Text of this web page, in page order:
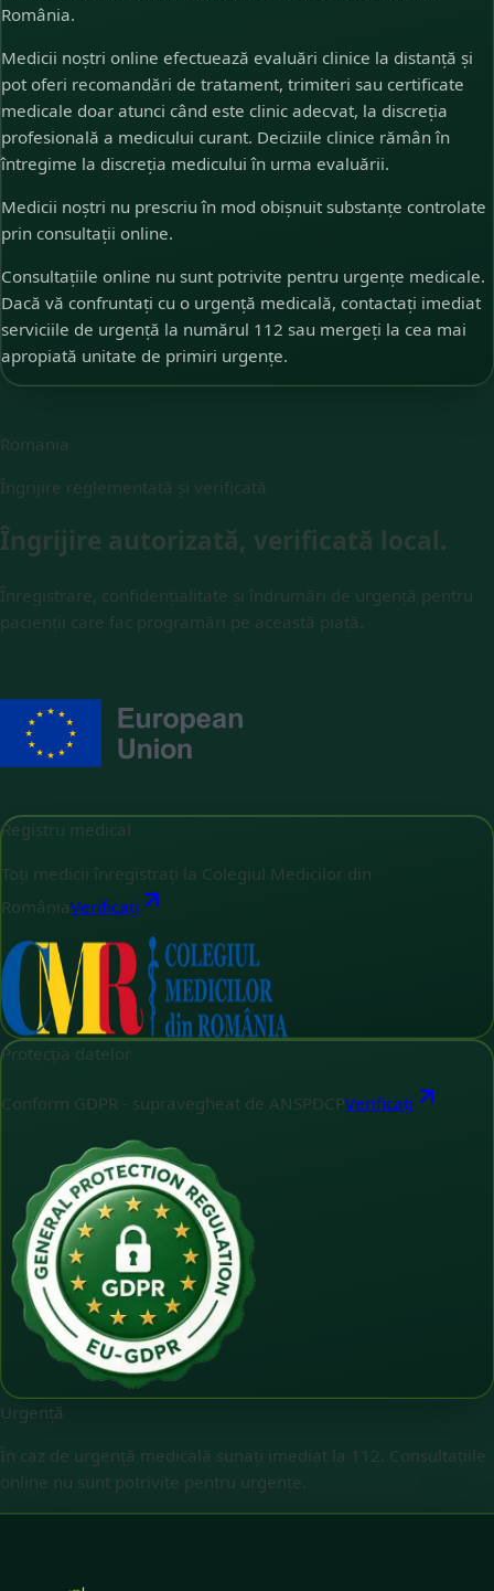
România.
Medicii noștri online efectuează evaluări clinice la distanță și
pot oferi recomandări de tratament, trimiteri sau certificate
medicale doar atunci când este clinic adecvat, la discreția
profesională a medicului curant. Deciziile clinice rămân în
întregime la discreția medicului în urma evaluării.
Medicii noștri nu prescriu în mod obișnuit substanțe controlate
prin consultații online.
Consultațiile online nu sunt potrivite pentru urgențe medicale.
Dacă vă confruntați cu o urgență medicală, contactați imediat
serviciile de urgență la numărul 112 sau mergeți la cea mai
apropiată unitate de primiri urgențe.
Romania
Îngrijire reglementată și verificată
Îngrijire autorizată, verificată local.
Înregistrare, confidențialitate și îndrumări de urgență pentru
pacienții care fac programări pe această piață.
Registru medical
Toți medicii înregistrați la Colegiul Medicilor din
RomâniaVerificați
Protecția datelor
Conform GDPR - supravegheat de ANSPDCPVerificați
Urgență
În caz de urgență medicală sunați imediat la 112. Consultațiile
online nu sunt potrivite pentru urgențe.